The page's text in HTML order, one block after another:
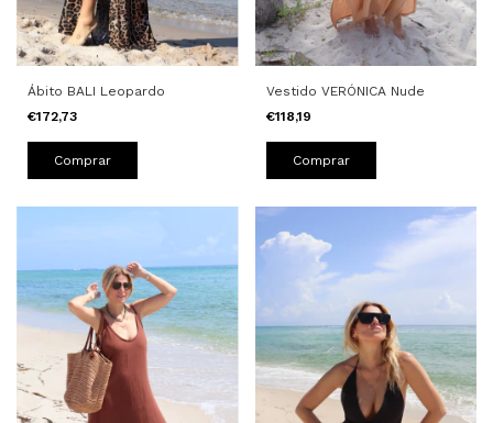
Ábito BALI Leopardo
€172,73
Comprar
Vestido VERÓNICA Nude
€118,19
Comprar